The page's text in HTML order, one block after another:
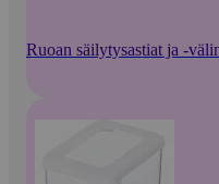
Ruoan säilytysastiat ja -